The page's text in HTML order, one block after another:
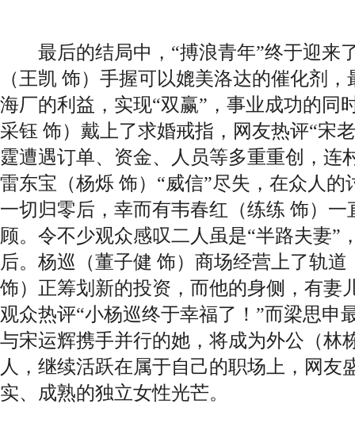
最后的结局中，“搏浪青年”终于迎来
（王凯 饰）手握可以媲美洛达的催化剂
海厂的利益，实现“双赢”，事业成功的同
采钰 饰）戴上了求婚戒指，网友热评“宋
霆遭遇订单、资金、人员等多重重创，连
雷东宝（杨烁 饰）“威信”尽失，在众人
一切归零后，幸而有韦春红（练练 饰）
顾。令不少观众感叹二人虽是“半路夫妻”
后。杨巡（董子健 饰）商场经营上了轨
饰）正筹划新的投资，而他的身侧，有妻
观众热评“小杨巡终于幸福了！”而梁思申
与宋运辉携手并行的她，将成为外公（林
人，继续活跃在属于自己的职场上，网友
实、成熟的独立女性光芒。